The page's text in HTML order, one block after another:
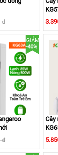
điện
và lạnh riêng
cầu, an toàn và
đ
GIẢM
-40%
đ
Cây